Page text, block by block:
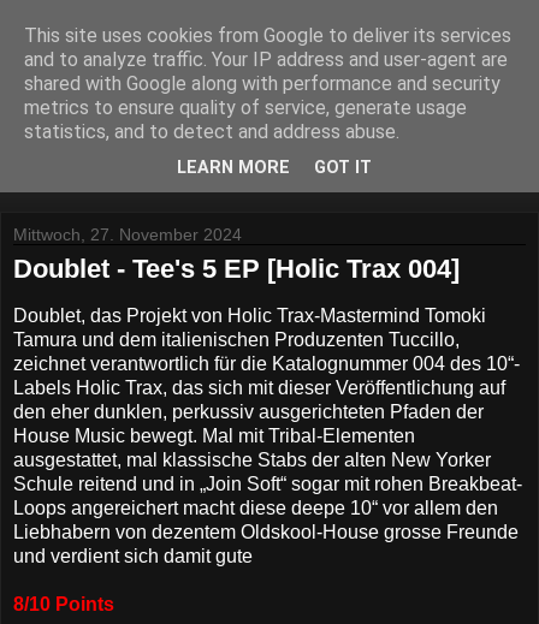
Lost Reviews From The
Archive
Was nach der Deadline übrig blieb.
Mittwoch, 27. November 2024
Doublet - Tee's 5 EP [Holic Trax 004]
Doublet, das Projekt von Holic Trax-Mastermind Tomoki
Tamura und dem italienischen Produzenten Tuccillo,
zeichnet verantwortlich für die Katalognummer 004 des 10“-
Labels Holic Trax, das sich mit dieser Veröffentlichung auf
den eher dunklen, perkussiv ausgerichteten Pfaden der
House Music bewegt. Mal mit Tribal-Elementen
ausgestattet, mal klassische Stabs der alten New Yorker
Schule reitend und in „Join Soft“ sogar mit rohen Breakbeat-
Loops angereichert macht diese deepe 10“ vor allem den
Liebhabern von dezentem Oldskool-House grosse Freunde
und verdient sich damit gute
8/10 Points
This site uses cookies from Google to deliver its services
and to analyze traffic. Your IP address and user-agent are
shared with Google along with performance and security
metrics to ensure quality of service, generate usage
statistics, and to detect and address abuse.
LEARN MORE GOT IT